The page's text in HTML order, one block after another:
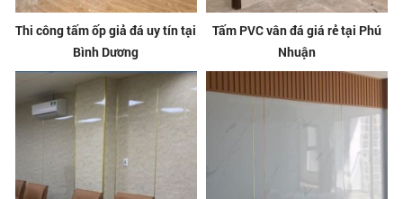
Thi công tấm ốp giả đá uy tín tại
Bình Dương
Tấm PVC vân đá giá rẻ tại Phú
Nhuận